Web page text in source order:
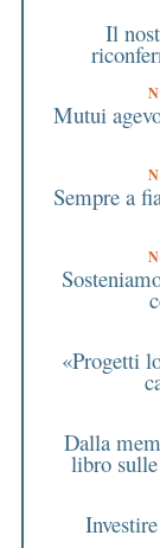
Il
Mutui
Sempre a
«Progetti
Dalla
libro